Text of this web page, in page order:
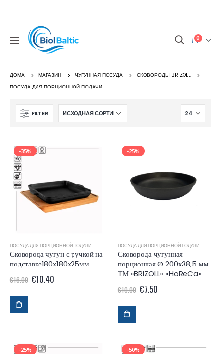
0
ДОМА МАГАЗИН ЧУГУННАЯ ПОСУДА
СКОВОРОДЫ BRIZOLL
ПОСУДА ДЛЯ ПОРЦИОННОЙ ПОДАЧИ
FILTER
-35%
ПОСУДА ДЛЯ ПОРЦИОННОЙ ПОДАЧИ
Сковорода чугун с ручкой на
подставке180x180x25мм
€16.00 €10.40
-25%
ПОСУДА ДЛЯ ПОРЦИОННОЙ ПОДАЧИ
Сковорода чугунная
порционная Ø 200х38,5 мм
ТМ «BRIZOLL» «HoReCa»
€10.00 €7.50
-25% -50%